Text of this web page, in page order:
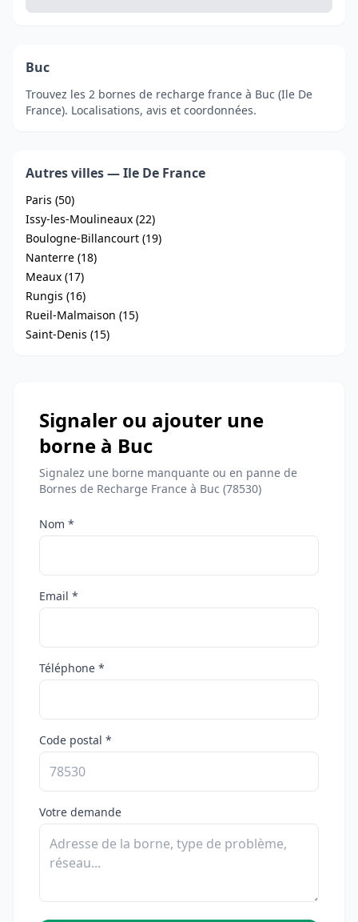
Buc
Trouvez les 2 bornes de recharge france à Buc (Ile De
France). Localisations, avis et coordonnées.
Autres villes — Ile De France
Paris (50)
Issy-les-Moulineaux (22)
Boulogne-Billancourt (19)
Nanterre (18)
Meaux (17)
Rungis (16)
Rueil-Malmaison (15)
Saint-Denis (15)
Signaler ou ajouter une
borne à Buc
Signalez une borne manquante ou en panne de
Bornes de Recharge France à Buc (78530)
Nom *
Email *
Téléphone *
Code postal *
Votre demande